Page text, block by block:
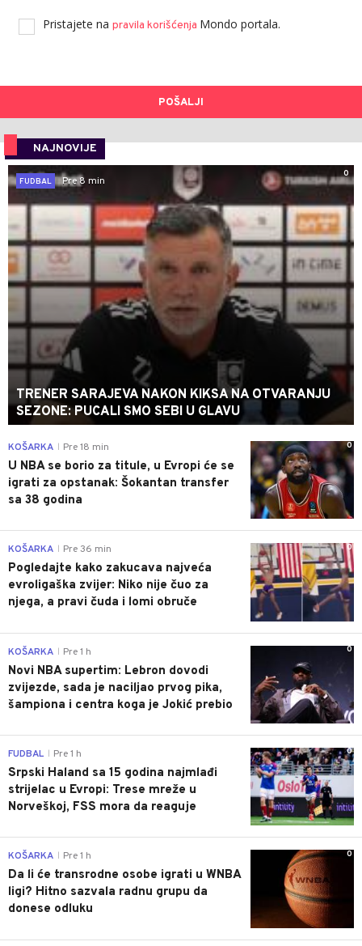
Pristajete na pravila korišćenja Mondo portala.
POŠALJI
NAJNOVIJE
0
FUDBAL
Pre 8 min
TRENER SARAJEVA NAKON KIKSA NA OTVARANJU
SEZONE: PUCALI SMO SEBI U GLAVU
0
KOŠARKA Pre 18 min
U NBA se borio za titule, u Evropi će se
igrati za opstanak: Šokantan transfer
sa 38 godina
0
KOŠARKA Pre 36 min
Pogledajte kako zakucava najveća
evroligaška zvijer: Niko nije čuo za
njega, a pravi čuda i lomi obruče
0
KOŠARKA Pre 1 h
Novi NBA supertim: Lebron dovodi
zvijezde, sada je naciljao prvog pika,
šampiona i centra koga je Jokić prebio
0
FUDBAL Pre 1 h
Srpski Haland sa 15 godina najmlađi
strijelac u Evropi: Trese mreže u
Norveškoj, FSS mora da reaguje
0
KOŠARKA Pre 1 h
Da li će transrodne osobe igrati u WNBA
ligi? Hitno sazvala radnu grupu da
donese odluku